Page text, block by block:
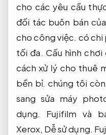
cho các yêu cầu
đối tác buôn bán
cho công việc. có chi
tối đa. Cấu hình chơi
cách xử lý cho thuê
bền bỉ. chúng tôi
sang sửa máy
dụng.
Fujifilm và
Xerox, Dễ sử dụng.